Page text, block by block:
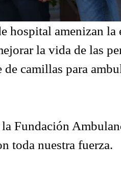
hospital amenizan
la vida de las
camillas para
Fundación
toda nuestra fuerza.